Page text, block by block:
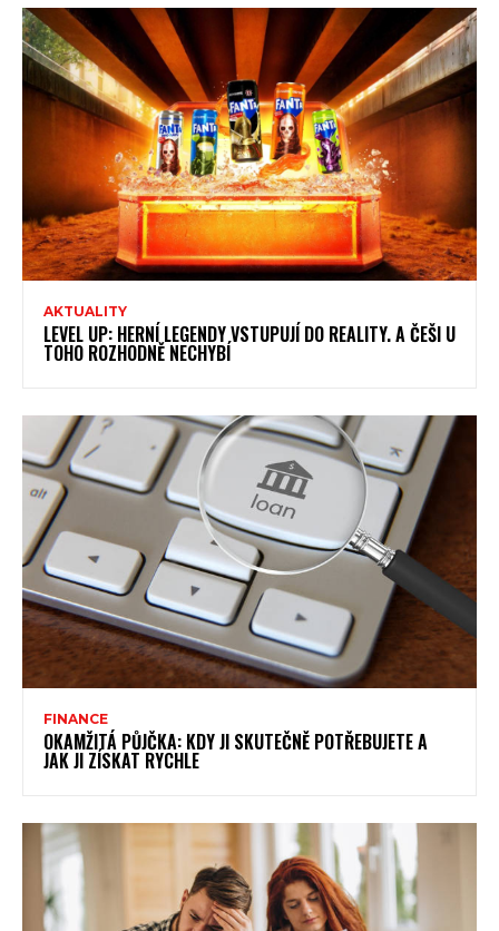
AKTUALITY
LEVEL UP: HERNÍ LEGENDY VSTUPUJÍ DO REALITY. A ČEŠI U
TOHO ROZHODNĚ NECHYBÍ
FINANCE
OKAMŽITÁ PŮJČKA: KDY JI SKUTEČNĚ POTŘEBUJETE A
JAK JI ZÍSKAT RYCHLE